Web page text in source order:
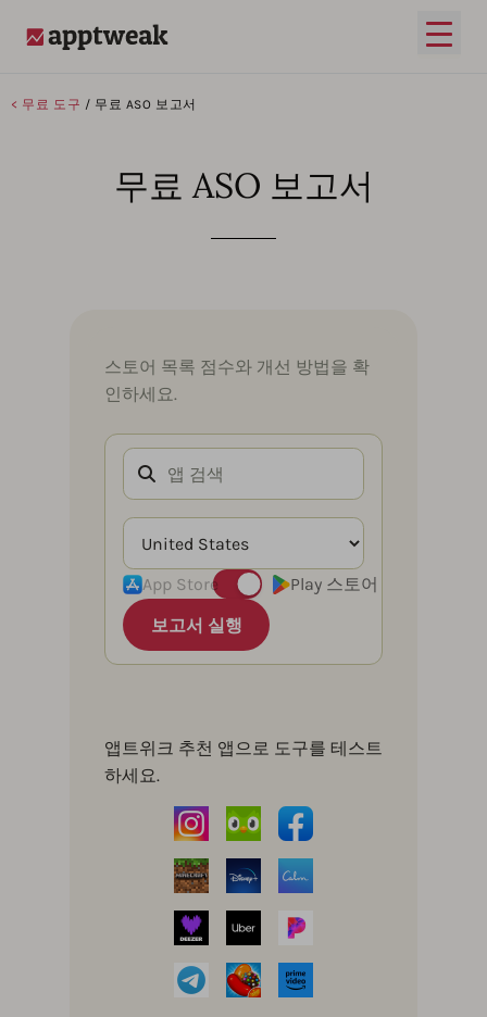
메인
< 무료 도구 / 무료 ASO 보고서
무료 ASO 보고서
스토어 목록 점수와 개선 방법을 확
인하세요.
App Store
Play 스토어
보고서 실행
앱트위크 추천 앱으로 도구를 테스트
하세요.